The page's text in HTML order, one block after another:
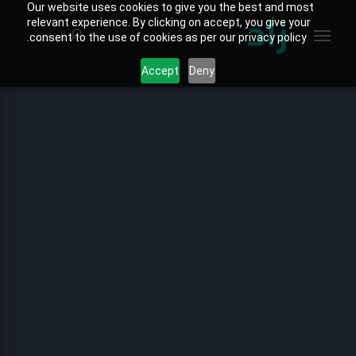
Our website uses cookies to give you the best and most
relevant experience. By clicking on accept, you give your
consent to the use of cookies as per our privacy policy.
Deny
Accept
البحث